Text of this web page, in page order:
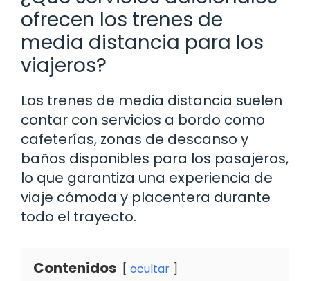
ofrecen los trenes de
media distancia para los
viajeros?
Los trenes de media distancia suelen
contar con servicios a bordo como
cafeterías, zonas de descanso y
baños disponibles para los pasajeros,
lo que garantiza una experiencia de
viaje cómoda y placentera durante
todo el trayecto.
Contenidos ocultar